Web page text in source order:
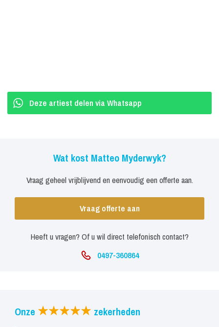
Deze artiest delen via Whatsapp
Wat kost Matteo Myderwyk?
Vraag geheel vrijblijvend en eenvoudig een offerte aan.
Vraag offerte aan
Heeft u vragen? Of u wil direct telefonisch contact?
0497-360864
Onze zekerheden